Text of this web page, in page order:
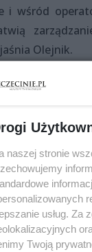
i wśród
Olejnik.
naszej stronie
usług. Za
Twoją